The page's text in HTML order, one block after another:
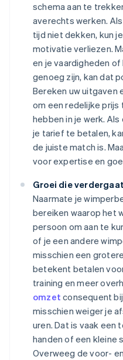
schema aan te
averechts werken.
tijd niet dekken, kun
motivatie verliezen.
en je vaardigheden
genoeg zijn, kan dat
Bereken uw uitgaven
om een redelijke
hebben in je werk.
je tarief te betalen,
de juiste match is.
voor expertise en
Groei die
Naarmate je
bereiken waarop het
persoon om aan te
of je een andere
misschien een
betekent betalen
training en meer
omzet consequent
misschien weiger je
uren. Dat is vaak een
handen of een kleine
Overweeg de voor-